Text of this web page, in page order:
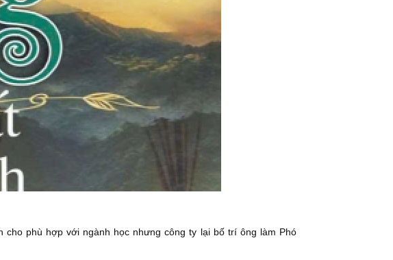
phù hợp với ngành học nhưng công ty lại bố trí ông làm Phó